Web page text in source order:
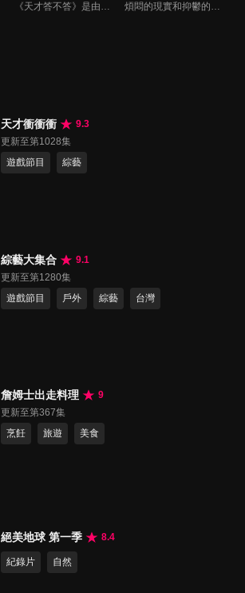
《天才答不答》是由吳宗憲和吳怡霈共同主持的益智節目。節目設立高額的獎金來考驗藝人們真實的人性，同時將題目立體化，讓你身歷其境去冒險答題。更有哪些出乎意料的處罰，讓藝人羞愧的不想再答錯！一個最接近「人性」與「真實」的益智節目，現在就讓吳宗憲帶你輕鬆玩轉知識。 煩悶的現實和抑鬱的社會，你需要的就是笑、大聲笑、開口笑，《頂尖對決》就要你笑到落ㄟ骸，最具綜藝實力的庹宗康，和喜感十足的納豆各自領軍對抗，藝人搞笑pk笑果十足，《頂尖對決》讓你忘掉一週煩惱！
天才衝衝衝
9.3
更新至第1028集
遊戲節目
綜藝
綜藝大集合
9.1
更新至第1280集
遊戲節目
戶外 綜藝 台灣
詹姆士出走料理
9
更新至第367集
烹飪
旅遊 美食
絕美地球 第一季 8.4
紀錄片 自然